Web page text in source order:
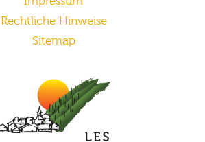
Rechtliche Hinweise
Sitemap